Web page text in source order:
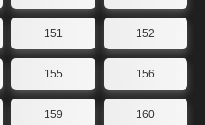
151 152
155 156
159 160